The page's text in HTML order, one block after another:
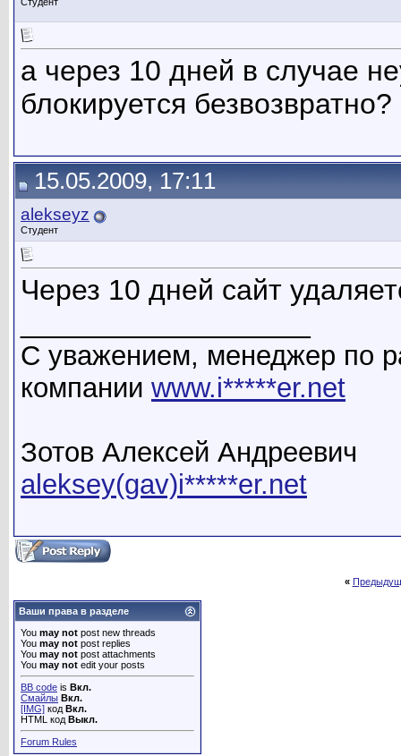
а через 10 дней в случае
блокируется безвозвратно?
15.05.2009, 17:11
alekseyz
Студент
Через 10 дней сайт
С уважением, менеджер по
компании www.i*****er.net
Зотов Алексей Андреевич
aleksey(gav)i*****er.net
«
Ваши права в разделе
You may not post new threads
You may not post replies
You may not post attachments
You may not edit your posts
BB code is Вкл.
Смайлы Вкл.
[IMG] код Вкл.
HTML код Выкл.
Forum Rules